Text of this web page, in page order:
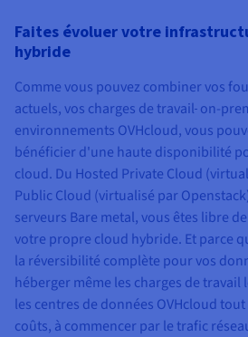
Faites évoluer votre
hybride
Comme vous pouvez combiner vos
actuels, vos charges de travail on-
environnements OVHcloud, vous
bénéficier d'une haute disponibilité
cloud. Du Hosted Private Cloud
Public Cloud (virtualisé par
serveurs Bare metal, vous êtes libre
votre propre cloud hybride. Et parce
la réversibilité complète pour vos
héberger même les charges de travail
les centres de données OVHcloud
coûts, à commencer par le trafic